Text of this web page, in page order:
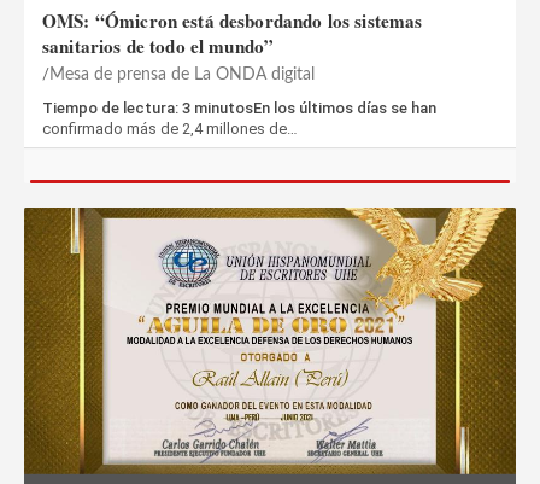
OMS: “Ómicron está desbordando los sistemas
sanitarios de todo el mundo”
Mesa de prensa de La ONDA digital
Tiempo de lectura: 3 minutosEn los últimos días se han
confirmado más de 2,4 millones de…